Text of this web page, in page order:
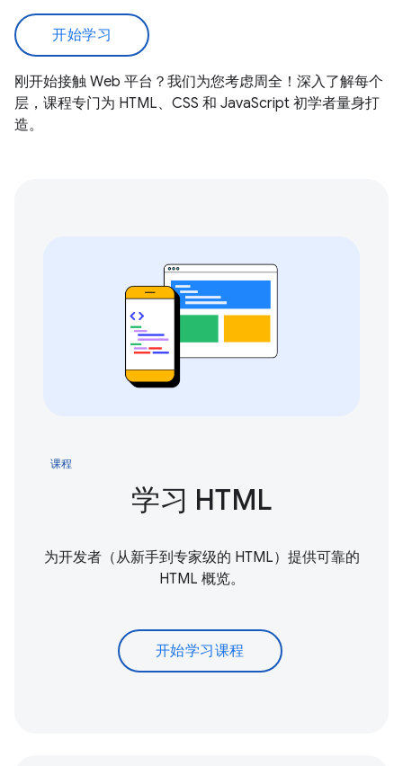
开始学习
刚开始接触 Web 平台？我们为您考虑周全！深入了解每个
层，课程专门为 HTML、CSS 和 JavaScript 初学者量身打
造。
课程
学习 HTML
为开发者（从新手到专家级的 HTML）提供可靠的
HTML 概览。
开始学习课程